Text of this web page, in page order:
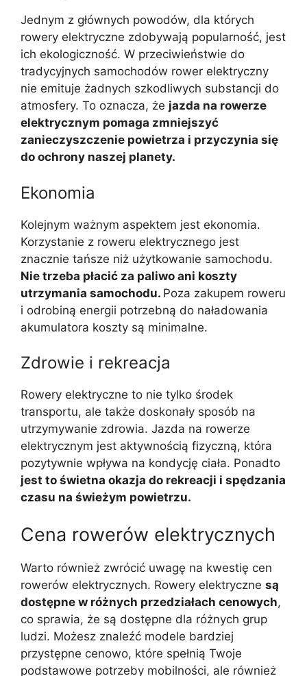
Jednym z głównych powodów, dla których
rowery elektryczne zdobywają popularność, jest
ich ekologiczność. W przeciwieństwie do
tradycyjnych samochodów rower elektryczny
nie emituje żadnych szkodliwych substancji do
atmosfery. To oznacza, że jazda na rowerze
elektrycznym pomaga zmniejszyć
zanieczyszczenie powietrza i przyczynia się
do ochrony naszej planety.
Ekonomia
Kolejnym ważnym aspektem jest ekonomia.
Korzystanie z roweru elektrycznego jest
znacznie tańsze niż użytkowanie samochodu.
Nie trzeba płacić za paliwo ani koszty
utrzymania samochodu. Poza zakupem roweru
i odrobiną energii potrzebną do naładowania
akumulatora koszty są minimalne.
Zdrowie i rekreacja
Rowery elektryczne to nie tylko środek
transportu, ale także doskonały sposób na
utrzymywanie zdrowia. Jazda na rowerze
elektrycznym jest aktywnością fizyczną, która
pozytywnie wpływa na kondycję ciała. Ponadto
jest to świetna okazja do rekreacji i spędzania
czasu na świeżym powietrzu.
Cena rowerów elektrycznych
Warto również zwrócić uwagę na kwestię cen
rowerów elektrycznych. Rowery elektryczne są
dostępne w różnych przedziałach cenowych,
co sprawia, że są dostępne dla różnych grup
ludzi. Możesz znaleźć modele bardziej
przystępne cenowo, które spełnią Twoje
podstawowe potrzeby mobilności, ale również